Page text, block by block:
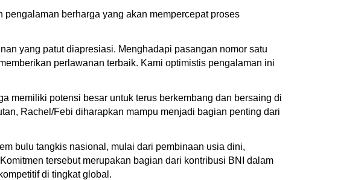
berharga yang akan mempercepat proses
yang patut diapresiasi. Menghadapi pasangan nomor satu
perlawanan terbaik. Kami optimistis pengalaman ini
memiliki potensi besar untuk terus berkembang dan bersaing di
Rachel/Febi diharapkan mampu menjadi bagian penting dari
bulu tangkis nasional, mulai dari pembinaan usia dini,
tersebut merupakan bagian dari kontribusi BNI dalam
di tingkat global.